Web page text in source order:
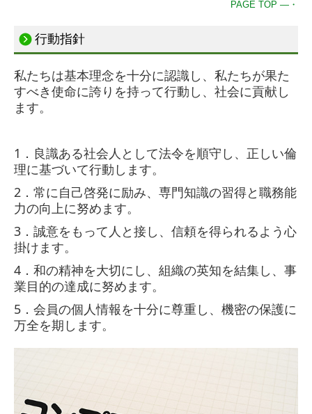
PAGE TOP ―・
行動指針
私たちは基本理念を十分に認識し、私たちが果た
すべき使命に誇りを持って行動し、社会に貢献し
ます。
1．良識ある社会人として法令を順守し、正しい倫
理に基づいて行動します。
2 ． 常に自己啓発に励み、専門知識の習得と職務能
力の向上に努めます。
3 ． 誠意をもって人と接し、信頼を得られるよう心
掛けます。
4 ． 和の精神を大切にし、組織の英知を結集し、事
業目的の達成に努めます。
5 ． 会員の個人情報を十分に尊重し、機密の保護に
万全を期します。